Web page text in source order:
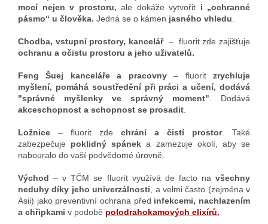
mocí nejen v prostoru, ale dokáže vytvořit i „ochranné
pásmo“ u člověka. Jedná se o kámen jasného vhledu.
Chodba, vstupní prostory, kancelář– fluorit zde zajišťuje
ochranu a očistu prostoru a jeho uživatelů.
Feng Šuej kanceláře a pracovny– fluoritzrychluje
myšlení, pomáhá soustředění při práci a učení, dodává
"správné myšlenky ve správný moment". Dodává
akceschopnost a schopnost se prosadit.
Ložnice – fluorit zde chrání a čistí prostor. Také
zabezpečuje poklidný spánek a zamezuje okolí, aby se
nabouralo do vaší podvědomé úrovně.
Východ – v TČM se fluorit využívá de facto na všechny
neduhy díky jeho univerzálnosti, a velmi často (zejména v
Asii) jako preventivní ochrana před infekcemi, nachlazením
a chřipkami v podobě polodrahokamových elixírů.